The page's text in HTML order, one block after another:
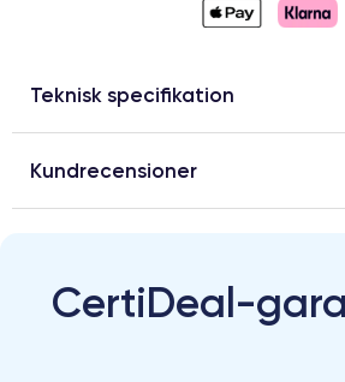
Teknisk specifikation
Kundrecensioner
CertiDeal-